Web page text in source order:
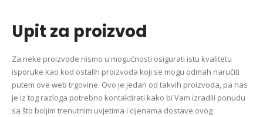
Upit za proizvod
Za neke proizvode nismo u mogućnosti osigurati istu kvalitetu
isporuke kao kod ostalih proizvoda koji se mogu odmah naručiti
putem ove web trgovine. Ovo je jedan od takvih proizvoda, pa nas
je iz tog razloga potrebno kontaktirati kako bi Vam izradili ponudu
sa što boljim trenutnim uvjetima i cijenama dostave ovog